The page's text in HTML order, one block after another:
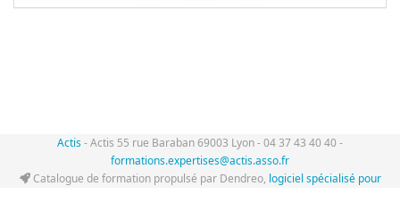
Actis- Actis 55 rue Baraban 69003 Lyon - 04 37 43 40 40 -
formations.expertises@actis.asso.fr
Catalogue de formation propulsé par Dendreo, logiciel spécialisé pour